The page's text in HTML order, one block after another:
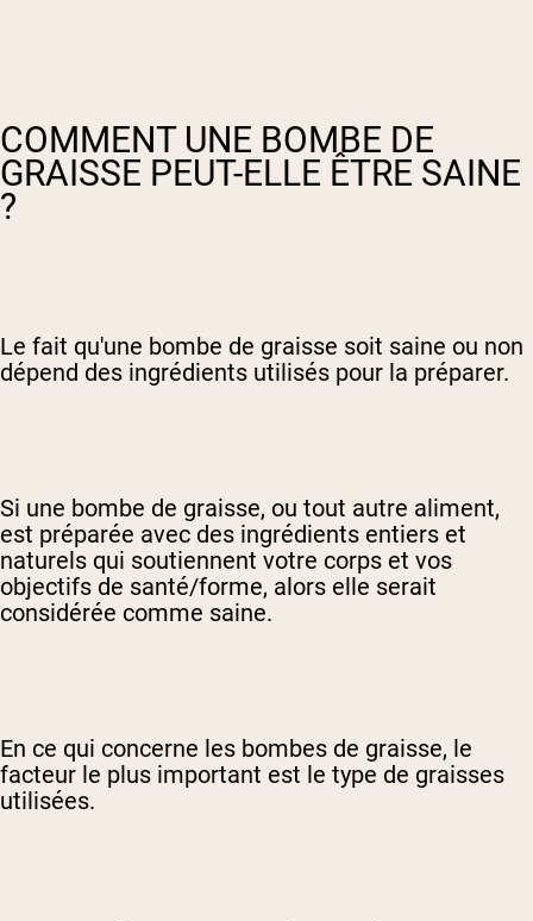
COMMENT UNE BOMBE DE
GRAISSE PEUT-ELLE ÊTRE SAINE
?
Le fait qu'une bombe de graisse soit saine ou non
dépend des ingrédients utilisés pour la préparer.
Si une bombe de graisse, ou tout autre aliment,
est préparée avec des ingrédients entiers et
naturels qui soutiennent votre corps et vos
objectifs de santé/forme, alors elle serait
considérée comme saine.
En ce qui concerne les bombes de graisse, le
facteur le plus important est le type de graisses
utilisées.